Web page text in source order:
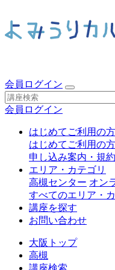
会員ログイン
会員ログイン
はじめてご利用の
はじめてご利用の
申し込み案内・規約
エリア・カテゴリ
高槻センター オン
すべてのエリア・
講座を探す
お問い合わせ
大阪トップ
高槻
講座検索